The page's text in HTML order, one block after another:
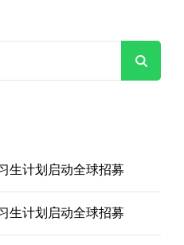
生计划启动全球招募
生计划启动全球招募